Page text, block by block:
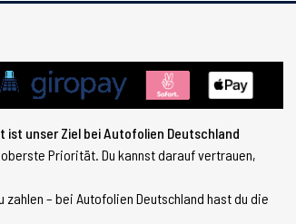
unser Ziel bei Autofolien Deutschland
Priorität. Du kannst darauf vertrauen,
– bei Autofolien Deutschland hast du die